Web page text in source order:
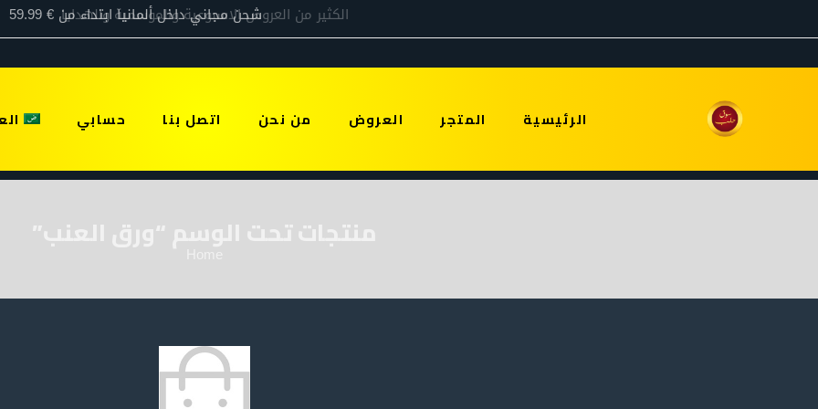
الرئيسية المتجر العروض من نحن اتصل بنا حسابي